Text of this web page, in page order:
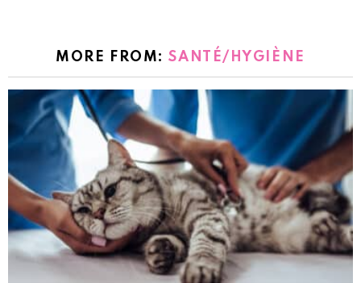
MORE FROM:SANTÉ/HYGIÈNE